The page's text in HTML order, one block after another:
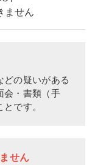
ません
どの疑いがある
会・書類（手
です。
せん